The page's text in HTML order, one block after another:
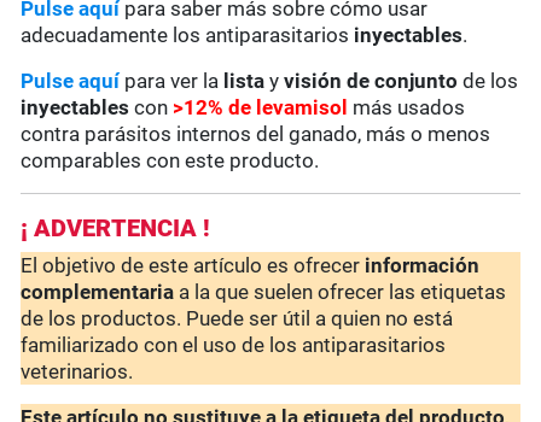
Pulse aquípara saber más sobre cómo usar
adecuadamente los antiparasitarios inyectables.
Pulse aquí para ver la lista yvisión de conjunto de los
inyectables con >12% de levamisol más usados
contra parásitos internos del ganado, más o menos
comparables con este producto.
¡ ADVERTENCIA !
El objetivo de este artículo es ofrecer información
complementaria a la que suelen ofrecer las etiquetas
de los productos. Puede ser útil a quien no está
familiarizado con el uso de los antiparasitarios
veterinarios.